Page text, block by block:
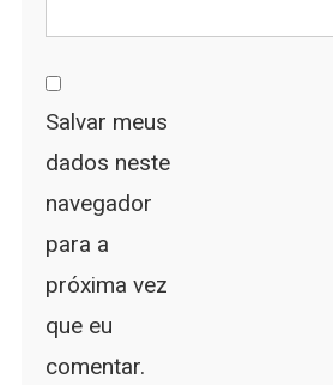
Salvar meus
dados neste
navegador
para a
próxima vez
que eu
comentar.